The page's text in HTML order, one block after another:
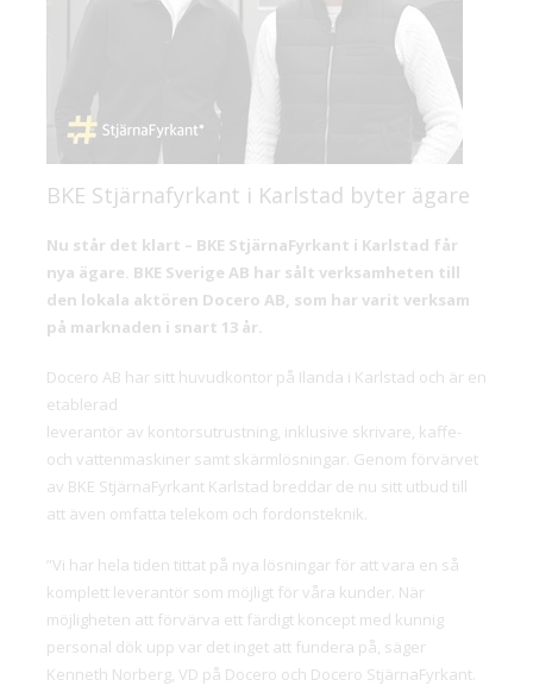
BKE Stjärnafyrkant i Karlstad byter ägare
Nu står det klart – BKE StjärnaFyrkant i Karlstad får
nya ägare. BKE Sverige AB har sålt verksamheten till
den lokala aktören Docero AB, som har varit verksam
på marknaden i snart 13 år.
Docero AB har sitt huvudkontor på Ilanda i Karlstad och är en
etablerad
leverantör av kontorsutrustning, inklusive skrivare, kaffe-
och vattenmaskiner samt skärmlösningar. Genom förvärvet
av BKE StjärnaFyrkant Karlstad breddar de nu sitt utbud till
att även omfatta telekom och fordonsteknik.
”Vi har hela tiden tittat på nya lösningar för att vara en så
komplett leverantör som möjligt för våra kunder. När
möjligheten att förvärva ett färdigt koncept med kunnig
personal dök upp var det inget att fundera på, säger
Kenneth Norberg, VD på Docero och Docero StjärnaFyrkant.